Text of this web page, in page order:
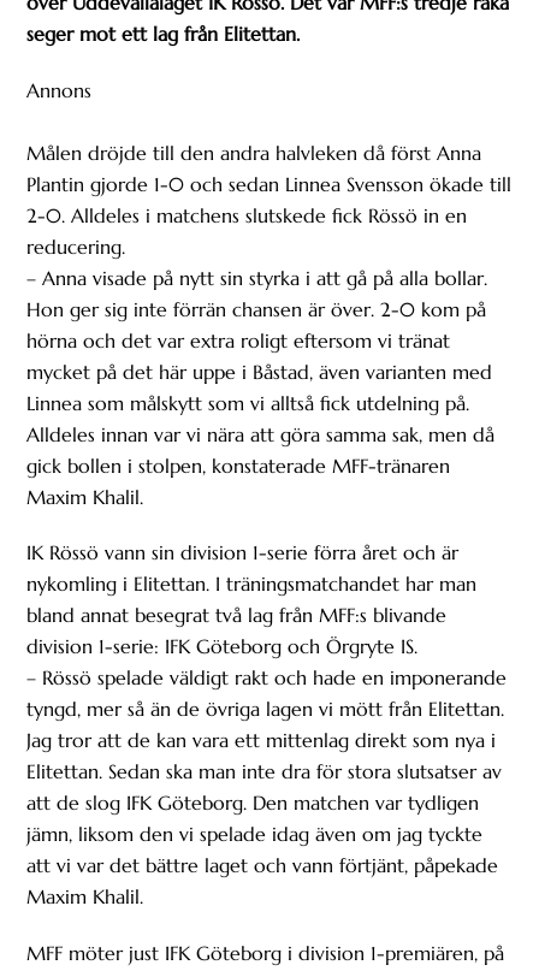
seger mot ett lag från Elitettan.
Annons
Målen dröjde till den andra halvleken då först Anna
Plantin gjorde 1-0 och sedan Linnea Svensson ökade till
2-0. Alldeles i matchens slutskede fick Rössö in en
reducering.
– Anna visade på nytt sin styrka i att gå på alla bollar.
Hon ger sig inte förrän chansen är över. 2-0 kom på
hörna och det var extra roligt eftersom vi tränat
mycket på det här uppe i Båstad, även varianten med
Linnea som målskytt som vi alltså fick utdelning på.
Alldeles innan var vi nära att göra samma sak, men då
gick bollen i stolpen, konstaterade MFF-tränaren
Maxim Khalil.
IK Rössö vann sin division 1-serie förra året och är
nykomling i Elitettan. I träningsmatchandet har man
bland annat besegrat två lag från MFF:s blivande
division 1-serie: IFK Göteborg och Örgryte IS.
– Rössö spelade väldigt rakt och hade en imponerande
tyngd, mer så än de övriga lagen vi mött från Elitettan.
Jag tror att de kan vara ett mittenlag direkt som nya i
Elitettan. Sedan ska man inte dra för stora slutsatser av
att de slog IFK Göteborg. Den matchen var tydligen
jämn, liksom den vi spelade idag även om jag tyckte
att vi var det bättre laget och vann förtjänt, påpekade
Maxim Khalil.
MFF möter just IFK Göteborg i division 1-premiären, på